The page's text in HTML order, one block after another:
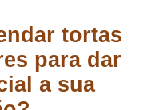
tortas
para dar
a sua